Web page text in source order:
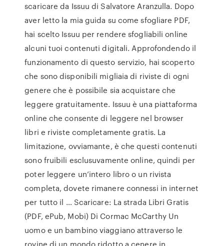
scaricare da Issuu di Salvatore Aranzulla. Dopo
aver letto la mia guida su come sfogliare PDF,
hai scelto Issuu per rendere sfogliabili online
alcuni tuoi contenuti digitali. Approfondendo il
funzionamento di questo servizio, hai scoperto
che sono disponibili migliaia di riviste di ogni
genere che è possibile sia acquistare che
leggere gratuitamente. Issuu è una piattaforma
online che consente di leggere nel browser
libri e riviste completamente gratis. La
limitazione, ovviamante, è che questi contenuti
sono fruibili esclusuvamente online, quindi per
poter leggere un’intero libro o un rivista
completa, dovete rimanere connessi in internet
per tutto il … Scaricare: La strada Libri Gratis
(PDF, ePub, Mobi) Di Cormac McCarthy Un
uomo e un bambino viaggiano attraverso le
rovine di un mondo ridotto a cenere in